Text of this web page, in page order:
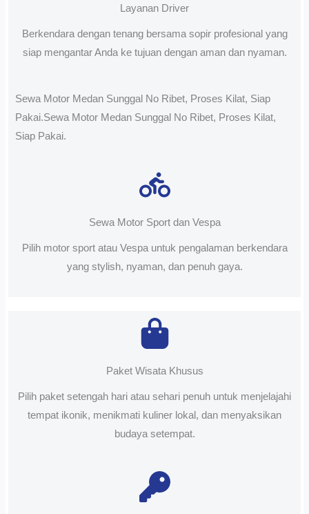
Layanan Driver
Berkendara dengan tenang bersama sopir profesional yang
siap mengantar Anda ke tujuan dengan aman dan nyaman.
Sewa Motor Medan Sunggal No Ribet, Proses Kilat, Siap
Pakai.Sewa Motor Medan Sunggal No Ribet, Proses Kilat,
Siap Pakai.
Sewa Motor Sport dan Vespa
Pilih motor sport atau Vespa untuk pengalaman berkendara
yang stylish, nyaman, dan penuh gaya.
Paket Wisata Khusus
Pilih paket setengah hari atau sehari penuh untuk menjelajahi
tempat ikonik, menikmati kuliner lokal, dan menyaksikan
budaya setempat.